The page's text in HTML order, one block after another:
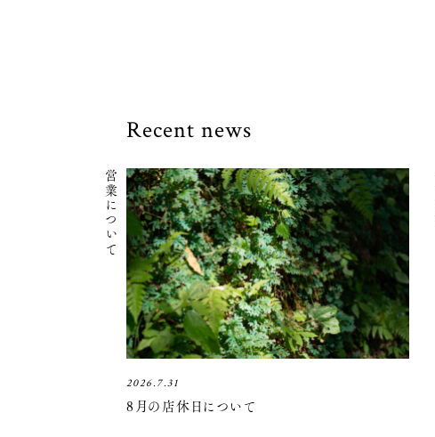
Recent news
2026.7.31
営業について
8月の店休日について